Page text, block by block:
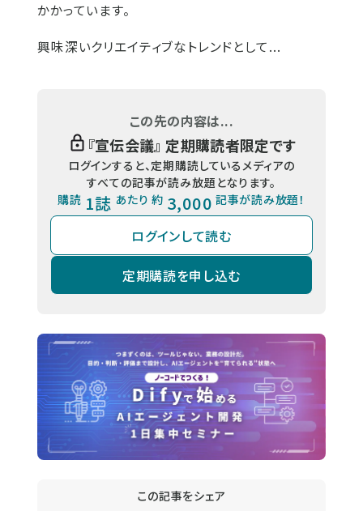
かかっています。
興味深いクリエイティブなトレンドとして...
この先の内容は...
『宣伝会議』 定期購読者限定です
ログインすると、定期購読しているメディアの
すべての記事が読み放題となります。
購読 1誌 あたり 約 3,000 記事が読み放題！
ログインして読む
定期購読を申し込む
この記事をシェア